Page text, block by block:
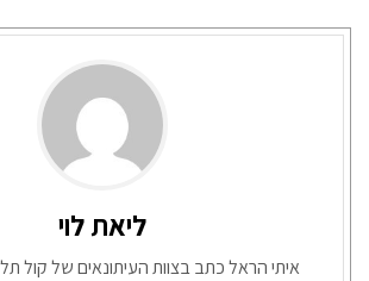
ליאת לוי
איתי הראל כתב בצוות העיתונאים של קול